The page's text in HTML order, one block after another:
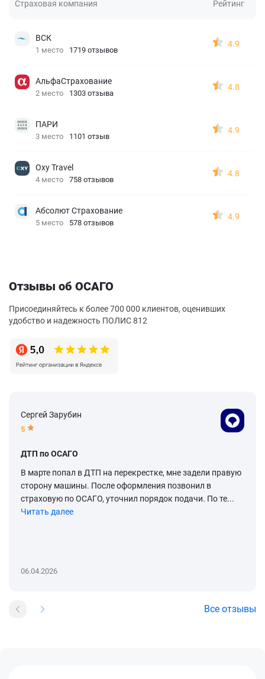
Страховая компания Рейтинг
ВСК
1 место 1719 отзывов
4.9
АльфаСтрахование
2 место 1303 отзыва
4.8
ПАРИ
3 место 1101 отзыв
4.9
Oxy Travel
4 место 758 отзывов
4.8
Абсолют Страхование
5 место 578 отзывов
4.9
Отзывы об ОСАГО
Присоединяйтесь к более 700 000 клиентов, оценивших
удобство и надежность ПОЛИС 812
Сергей Зарубин
5
ДТП по ОСАГО
В марте попал в ДТП на перекрестке, мне задели правую
сторону машины. После оформления позвонил в
страховую по ОСАГО, уточнил порядок подачи. По те...
Читать далее
06.04.2026
Все отзывы